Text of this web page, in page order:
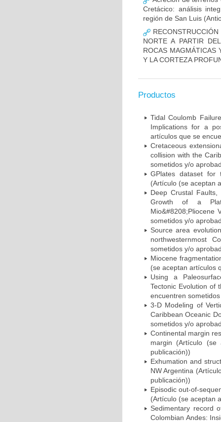
Cretácico: análisis
región de San Luis
NORTE A PARTIR
ROCAS MAGMÁTICAS
Y LA CORTEZA
Productos
Tidal Coulomb
Implications for a
artículos que se
Cretaceous
collision with the
sometidos y/o
GPlates dataset for
(Artículo (se aceptan
Deep Crustal
Growth of a
Mio&#8208;Pliocene
sometidos y/o
Source area
northwesternmost
sometidos y/o
Miocene
(se aceptan artículos
Using a
Tectonic Evolution of
encuentren
3-D Modeling of
Caribbean Oceanic
sometidos y/o
Continental margin
margin (Artículo (se
publicación))
Exhumation and
NW Argentina
publicación))
Episodic out-of-
(Artículo (se aceptan
Sedimentary record
Colombian Andes: